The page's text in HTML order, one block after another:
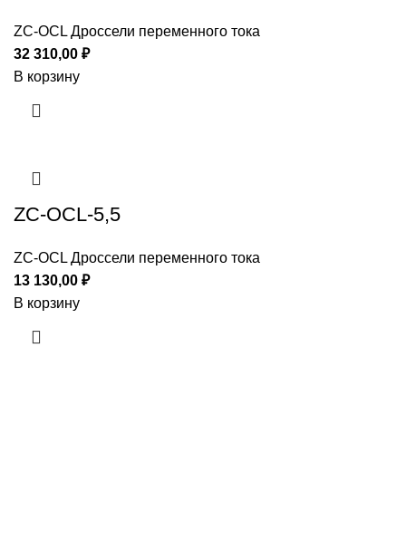
ZC-OCL Дроссели переменного тока
32 310,00 ₽
В корзину
ZC-OCL-5,5
ZC-OCL Дроссели переменного тока
13 130,00 ₽
В корзину